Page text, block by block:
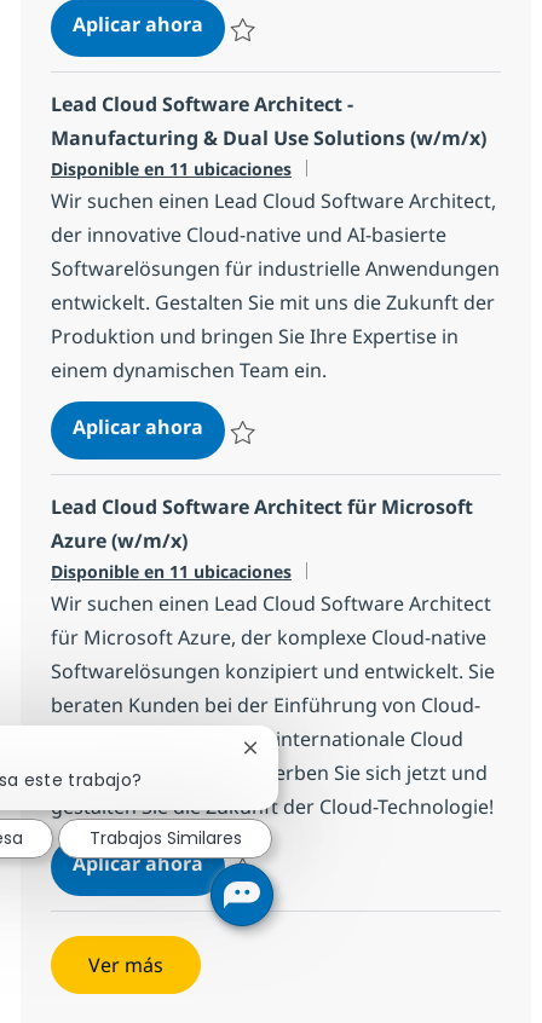
Aplicar ahoraLead Cloud Software Architect -
Lead Cloud Software Architect -
Manufacturing & Dual Use Solutions (w/m/x)
Disponible en 11 ubicaciones
Wir suchen einen Lead Cloud Software Architect,
der innovative Cloud-native und AI-basierte
Softwarelösungen für industrielle Anwendungen
entwickelt. Gestalten Sie mit uns die Zukunft der
Produktion und bringen Sie Ihre Expertise in
einem dynamischen Team ein.
Aplicar ahoraLead Cloud Software Architect -
Lead Cloud Software Architect für Microsoft
Azure (w/m/x)
Disponible en 11 ubicaciones
Wir suchen einen Lead Cloud Software Architect
für Microsoft Azure, der komplexe Cloud-native
Softwarelösungen konzipiert und entwickelt. Sie
beraten Kunden bei der Einführung von Cloud-
Technologien und leiten internationale Cloud
Engineering Teams. Bewerben Sie sich jetzt und
gestalten Sie die Zukunft der Cloud-Technologie!
Aplicar ahoraLead Cloud Software Architect für
Salvar Lead Cloud Software Architect für
Ver más
este trabajo?
Cerrar notificación de chatbot
Trabajos Similares